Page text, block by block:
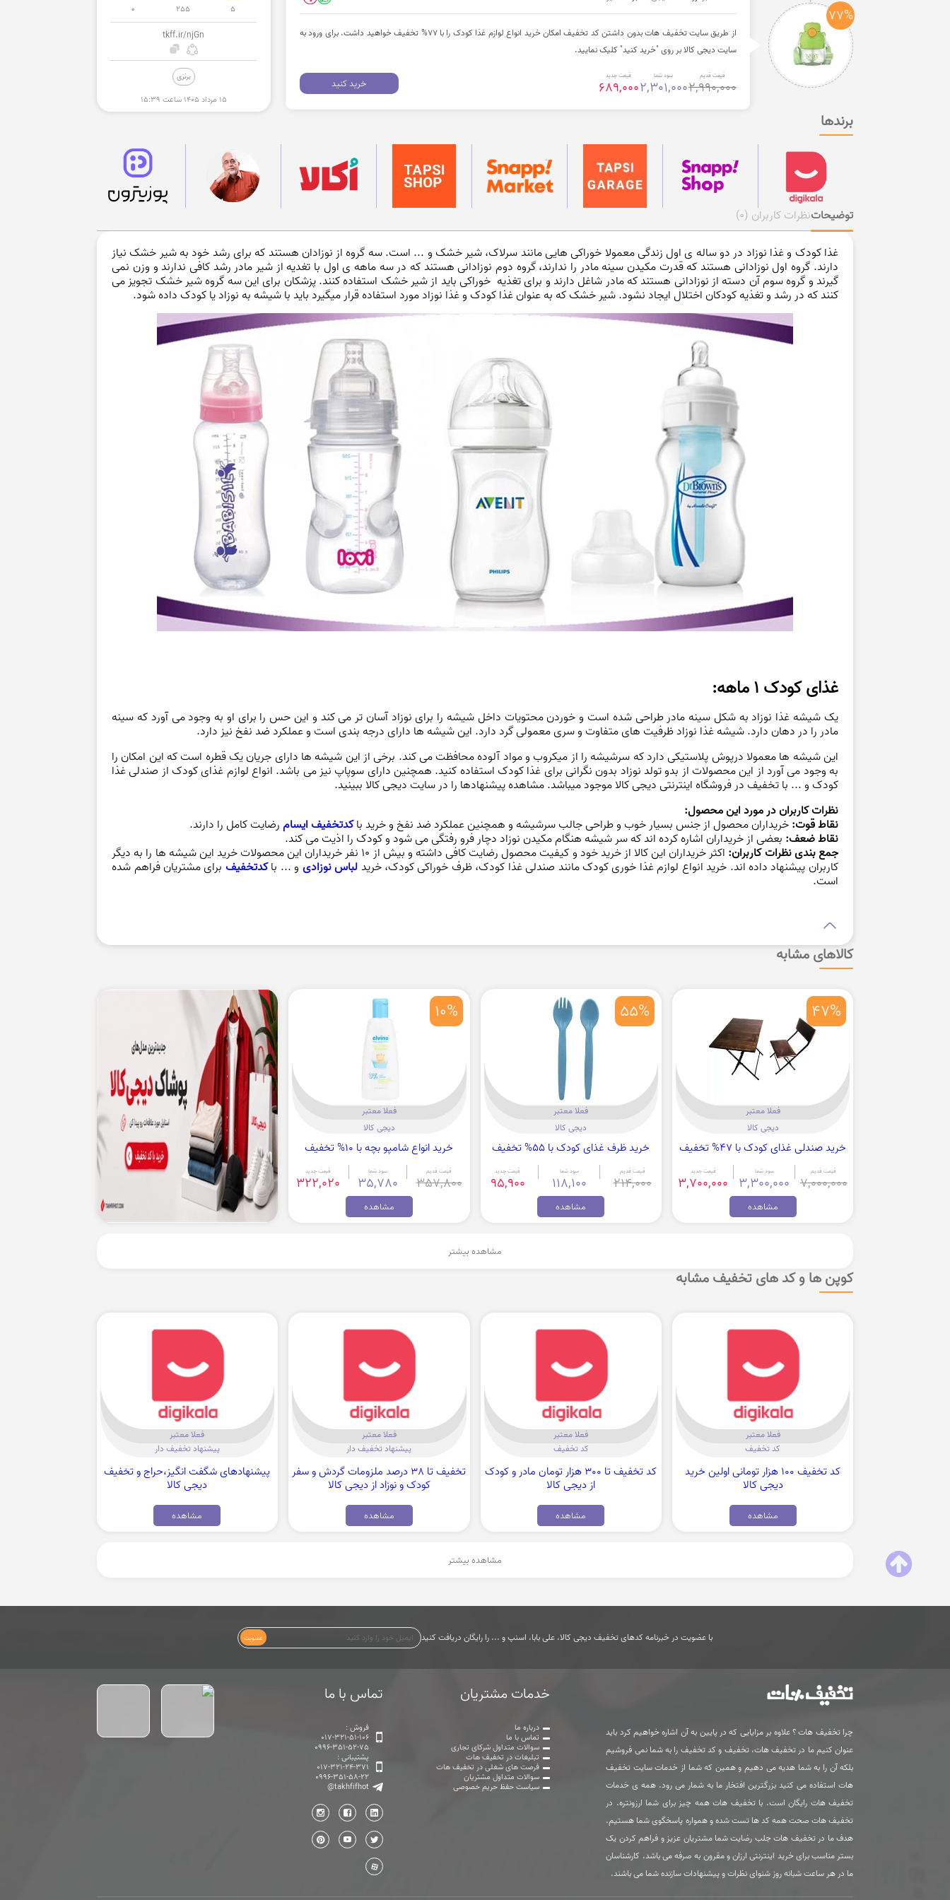
0 255 5
tkff.ir/njGn
برنزی
۱۵ مرداد ۱۴۰۵ ساعت ۱۵:۳۹
77%
از طریق سایت تخفیف هات بدون داشتن کد تخفیف امکان خرید انواع لوازم غذا کودک را با 77% تخفیف خواهید داشت. برای ورود به
سایت دیجی کالا بر روی "خرید کنید" کلیک نمایید.
قیمت قدیم
2,990,000
سود شما
2,301,000
قیمت جدید
689,000 خرید کنید
برندها
توضیحاتنظرات کاربران (0)
غذا کودک و غذا نوزاد در دو ساله ی اول زندگی معمولا خوراکی هایی مانند سرلاک، شیر خشک و ... است. سه گروه از نوزادان هستند که برای رشد خود به شیر خشک نیاز
دارند. گروه اول نوزادانی هستند که قدرت مکیدن سینه مادر را ندارند، گروه دوم نوزادانی هستند که در سه ماهه ی اول با تغدیه از شیر مادر رشد کافی ندارند و وزن نمی
گیرند و گروه سوم آن دسته از نوزادانی هستند که مادر شاغل دارند و برای تغذیه خوراکی باید از شیر خشک استفاده کنند. پزشکان برای این سه گروه شیر خشک تجویز می
کنند که در رشد و تغذیه کودکان اختلال ایجاد نشود. شیر خشک که به عنوان غذا کودک و غذا نوزاد مورد استفاده قرار میگیرد باید با شیشه به نوزاد یا کودک داده شود.
غذای کودک 1 ماهه:
یک شیشه غذا نوزاد به شکل سینه مادر طراحی شده است و خوردن محتویات داخل شیشه را برای نوزاد آسان تر می کند و این حس را برای او به وجود می آورد که سینه
مادر را در دهان دارد. شیشه غذا نوزاد ظرفیت های متفاوت و سری معمولی گرد دارد. این شیشه ها دارای درجه بندی است و عملکرد ضد نفخ نیز دارد.
این شیشه ها معمولا درپوش پلاستیکی دارد که سرشیشه را از میکروب و مواد آلوده محافظت می کند. برخی از این شیشه ها دارای جریان یک قطره است که این امکان را
به وجود می آورد از این محصولات از بدو تولد نوزاد بدون نگرانی برای غذا کودک استفاده کنید. همچنین دارای سوپاپ نیز می باشد. انواع لوازم غذای کودک از صندلی غذا
کودک و ... با تخفیف در فروشگاه اینترنتی دیجی کالا موجود میباشد. مشاهده پیشنهادها را در سایت دیجی کالا ببینید.
نظرات کاربران در مورد این محصول:
نقاط قوت: خریداران محصول از جنس بسیار خوب و طراحی جالب سرشیشه و همچنین عملکرد ضد نفخ و خرید باکدتخفیف ایسام رضایت کامل را دارند.
نقاط ضعف: بعضی از خریداران اشاره کرده اند که سر شیشه هنگام مکیدن نوزاد دچار فرو رفتگی می شود و کودک را اذیت می کند.
جمع بندی نظرات کاربران:
اکثر خریداران این کالا از خرید خود و کیفیت محصول رضایت کافی داشته و بیش از 10 نفر خریداران این محصولات خرید این شیشه ها را به دیگر
کاربران پیشنهاد داده اند. خرید انواع لوازم غذا خوری کودک مانند صندلی غذا کودک، ظرف خوراکی کودک،خرید لباس نوزادی و ... با کدتخفیف برای مشتریان فراهم شده
است.
کالاهای مشابه
47%
فعلا معتبر
دیجی کالا
خرید صندلی غذای کودک با 47% تخفیف
قیمت قدیم
7,000,000
سود شما
3,300,000
قیمت جدید
3,700,000
مشاهده
55%
فعلا معتبر
دیجی کالا
خرید ظرف غذای کودک با 55% تخفیف
قیمت قدیم
214,000
سود شما
118,100
قیمت جدید
95,900
مشاهده
10%
فعلا معتبر
دیجی کالا
خرید انواع شامپو بچه با 10% تخفیف
قیمت قدیم
357,800
سود شما
35,780
قیمت جدید
322,020
مشاهده
مشاهده بیشتر
کوپن ها و کد های تخفیف مشابه
فعلا معتبر
کد تخفیف
کد تخفیف 100 هزار تومانی اولین خرید
دیجی کالا
مشاهده
فعلا معتبر
کد تخفیف
کد تخفیف تا 300 هزار تومان مادر و کودک
از دیجی کالا
مشاهده
فعلا معتبر
پیشنهاد تخفیف دار
تخفیف تا 38 درصد ملزومات گردش و سفر
کودک و نوزاد از دیجی کالا
مشاهده
فعلا معتبر
پیشنهاد تخفیف دار
پیشنهادهای شگفت انگیز،حراج و تخفیف
دیجی کالا
مشاهده
مشاهده بیشتر
با عضویت در خبرنامه کدهای تخفیف دیجی کالا، علی بابا، اسنپ و ... را رایگان دریافت کنید عضویت
چرا تخفیف هات ؟ علاوه بر مزایایی که در پایین به آن اشاره خواهیم کرد باید
عنوان کنیم ما در تخفیف هات، تخفیف و کد تخفیف را به شما نمی فروشیم
بلکه آن را به شما هدیه می دهیم و همین که شما از خدمات سایت تخفیف
هات استفاده می کنید بزرگترین افتخار ما به شمار می رود. همه ی خدمات
تخفیف هات رایگان است. با تخفیف هات همه چیز برای شما ارزونتره. در
تخفیف هات صحت همه کد ها تست شده و همواره پاسخگوی شما هستیم.
هدف ما در تخفیف هات جلب رضایت شما مشتریان عزیز و فراهم کردن یک
بستر مناسب برای خرید اینترنتی ارزان و مقرون به صرفه می باشد. کارشناسان
ما در هر ساعت شبانه روز شنوای نظرات و پیشنهادات سازنده شما می باشند.
خدمات مشتریان
درباره ما
تماس با ما
سوالات متداول شرکای تجاری
تبلیغات در تخفیف هات
فرصت های شغلی در تخفیف هات
سوالات متداول مشتریان
سیاست حفظ حریم خصوصی
تماس با ما
فروش :
017-321-51-106
0996-351-52-75
پشتیبانی :
017-321-24-371
0996-351-58-22
@takhfifhot